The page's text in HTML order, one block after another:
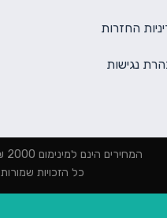
החזרות
נגישות
המחירים הינם למינימום 2000 ₪ הזמנה | המחירים לא כוללים מיתוג | המחירים לא כוללים מע"מ
כל הזכויות שמורות 2026 ©